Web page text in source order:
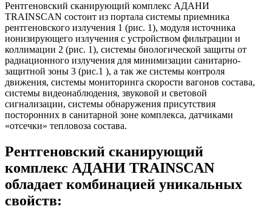
Рентгеновский сканирующий комплекс АДАНИ
TRAINSCAN состоит из портала системы приемника
рентгеновского излучения 1 (рис. 1), модуля источника
ионизирующего излучения с устройством фильтрации и
коллимации 2 (рис. 1), системы биологической защиты от
радиационного излучения для минимизации санитарно-
защитной зоны 3 (рис.1 ), а так же системы контроля
движения, системы мониторинга скорости вагонов состава,
системы видеонаблюдения, звуковой и световой
сигнализации, системы обнаружения присутствия
посторонних в санитарной зоне комплекса, датчиками
«отсечки» тепловоза состава.
Рентгеновский сканирующий
комплекс АДАНИ TRAINSCAN
обладает комбинацией уникальных
свойств: